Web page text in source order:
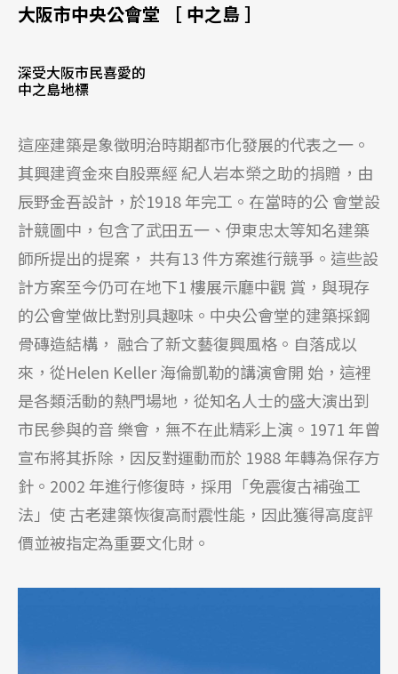
大阪市中央公會堂 ［ 中之島 ］
深受大阪市民喜愛的
中之島地標
這座建築是象徵明治時期都市化發展的代表之一。
其興建資金來自股票經 紀人岩本榮之助的捐贈，由
辰野金吾設計，於1918 年完工。在當時的公 會堂設
計競圖中，包含了武田五一、伊東忠太等知名建築
師所提出的提案， 共有13 件方案進行競爭。這些設
計方案至今仍可在地下1 樓展示廳中觀 賞，與現存
的公會堂做比對別具趣味。中央公會堂的建築採鋼
骨磚造結構， 融合了新文藝復興風格。自落成以
來，從Helen Keller 海倫凱勒的講演會開 始，這裡
是各類活動的熱門場地，從知名人士的盛大演出到
市民參與的音 樂會，無不在此精彩上演。1971 年曾
宣布將其拆除，因反對運動而於 1988 年轉為保存方
針。2002 年進行修復時，採用「免震復古補強工
法」使 古老建築恢復高耐震性能，因此獲得高度評
價並被指定為重要文化財。